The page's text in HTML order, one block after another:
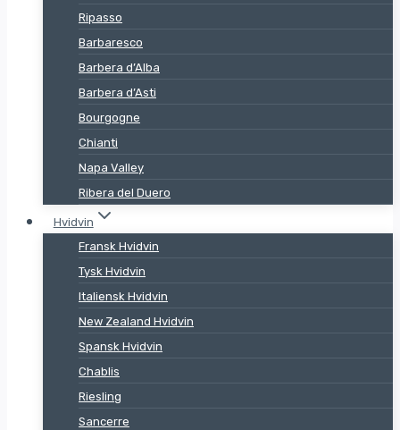
Ripasso
Barbaresco
Barbera d’Alba
Barbera d’Asti
Bourgogne
Chianti
Napa Valley
Ribera del Duero
Hvidvin
Fransk Hvidvin
Tysk Hvidvin
Italiensk Hvidvin
New Zealand Hvidvin
Spansk Hvidvin
Chablis
Riesling
Sancerre